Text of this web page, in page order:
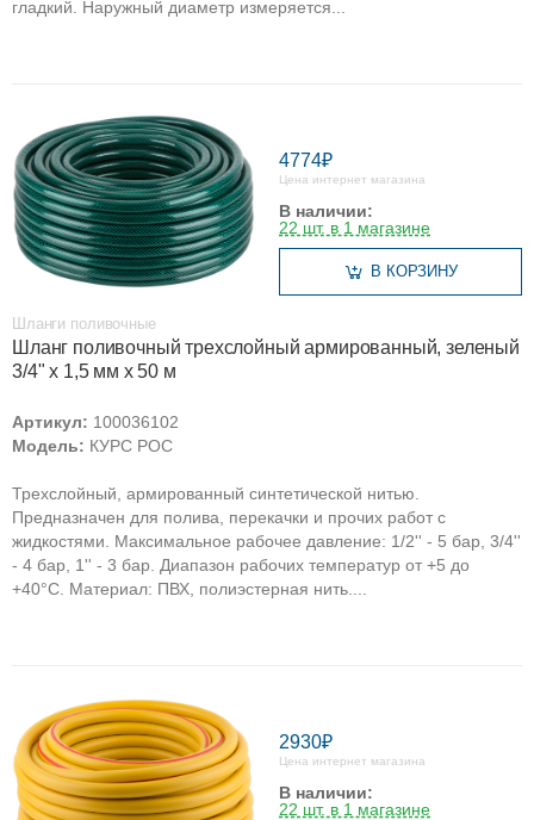
гладкий. Наружный диаметр измеряется...
4774₽
Цена интернет магазина
В наличии:
22 шт. в 1 магазине
В КОРЗИНУ
Шланги поливочные
Шланг поливочный трехслойный армированный, зеленый
3/4" х 1,5 мм х 50 м
Артикул: 100036102
Модель: КУРС РОС
Трехслойный, армированный синтетической нитью.
Предназначен для полива, перекачки и прочих работ с
жидкостями. Максимальное рабочее давление: 1/2'' - 5 бар, 3/4''
- 4 бар, 1'' - 3 бар. Диапазон рабочих температур от +5 до
+40°С. Материал: ПВХ, полиэстерная нить....
2930₽
Цена интернет магазина
В наличии:
22 шт. в 1 магазине